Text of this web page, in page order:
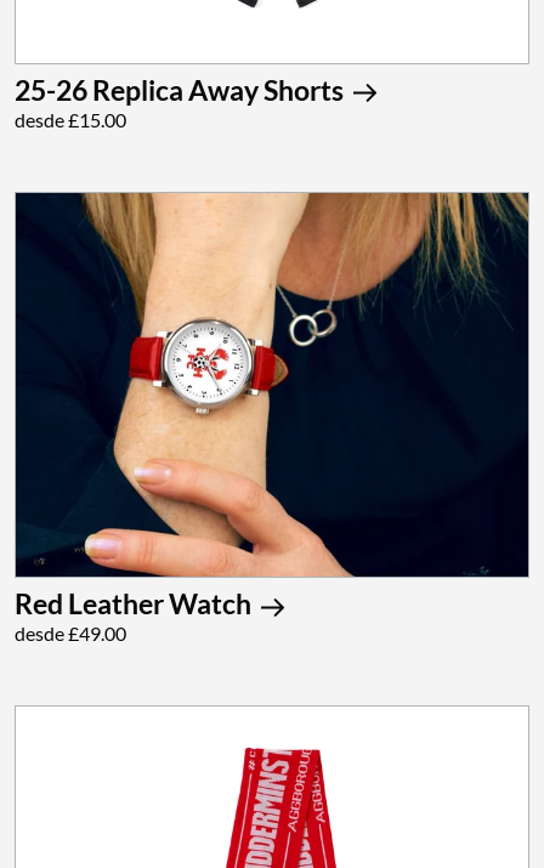
25-26 Replica Away Shorts
desde £15.00
Red Leather Watch
desde £49.00